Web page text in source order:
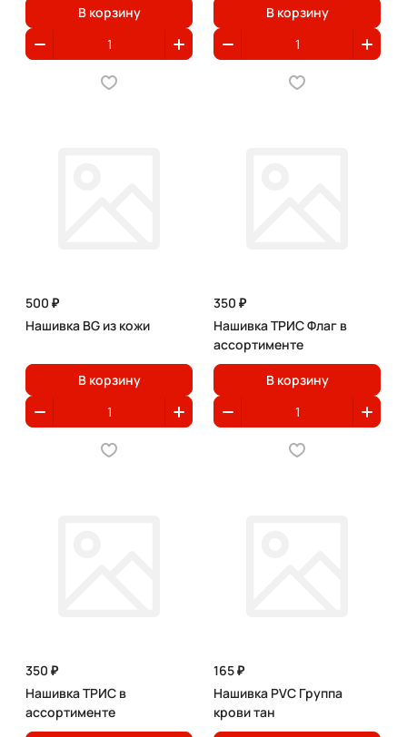
В корзину В корзину
500 ₽
Нашивка BG из кожи
В корзину
350 ₽
Нашивка ТРИС Флаг в
ассортименте
В корзину
350 ₽
Нашивка ТРИС в
ассортименте
165 ₽
Нашивка PVC Группа
крови тан